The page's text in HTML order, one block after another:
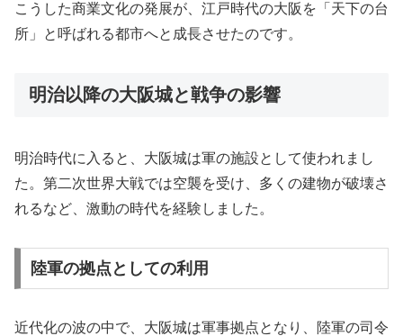
こうした商業文化の発展が、江戸時代の大阪を「天下の台
所」と呼ばれる都市へと成長させたのです。
明治以降の大阪城と戦争の影響
明治時代に入ると、大阪城は軍の施設として使われまし
た。第二次世界大戦では空襲を受け、多くの建物が破壊さ
れるなど、激動の時代を経験しました。
陸軍の拠点としての利用
近代化の波の中で、大阪城は軍事拠点となり、陸軍の司令